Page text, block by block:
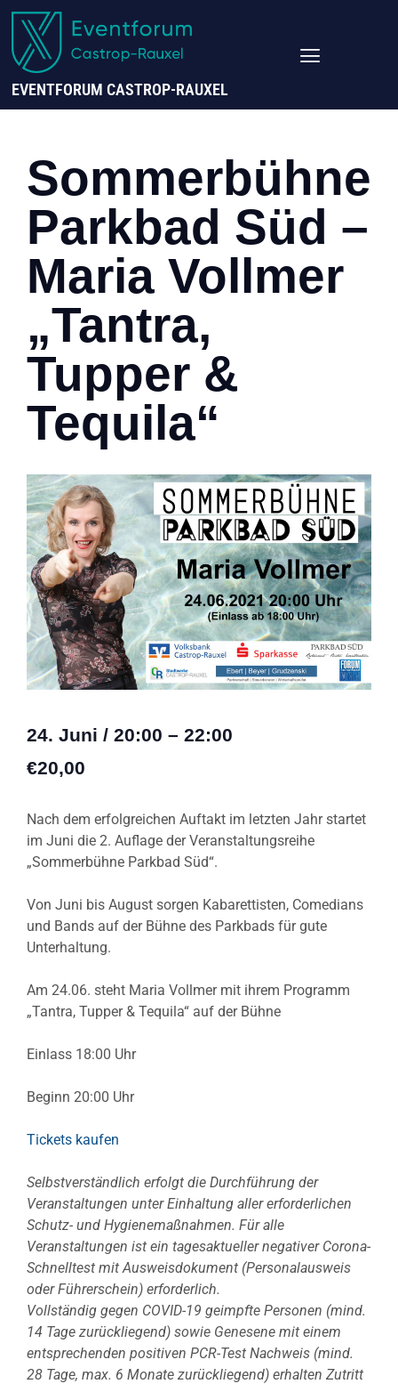
EVENTFORUM CASTROP-RAUXEL
Sommerbühne
Parkbad Süd –
Maria Vollmer
„Tantra,
Tupper &
Tequila“
24. Juni / 20:00 – 22:00
€20,00
Nach dem erfolgreichen Auftakt im letzten Jahr startet
im Juni die 2. Auflage der Veranstaltungsreihe
„Sommerbühne Parkbad Süd“.
Von Juni bis August sorgen Kabarettisten, Comedians
und Bands auf der Bühne des Parkbads für gute
Unterhaltung.
Am 24.06. steht Maria Vollmer mit ihrem Programm
„Tantra, Tupper & Tequila“ auf der Bühne
Einlass 18:00 Uhr
Beginn 20:00 Uhr
Tickets kaufen
Selbstverständlich erfolgt die Durchführung der
Veranstaltungen unter Einhaltung aller erforderlichen
Schutz- und Hygienemaßnahmen. Für alle
Veranstaltungen ist ein tagesaktueller negativer Corona-
Schnelltest mit Ausweisdokument (Personalausweis
oder Führerschein) erforderlich.
Vollständig gegen COVID-19 geimpfte Personen (mind.
14 Tage zurückliegend) sowie Genesene mit einem
entsprechenden positiven PCR-Test Nachweis (mind.
28 Tage, max. 6 Monate zurückliegend) erhalten Zutritt